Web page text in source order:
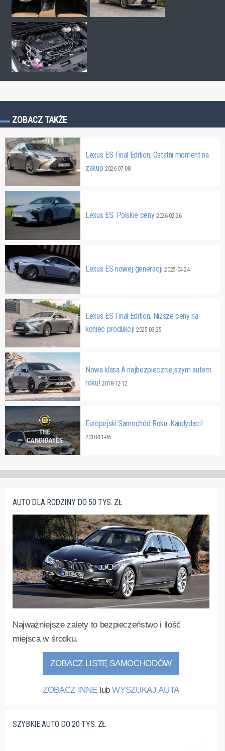
ZOBACZ TAKŻE
Lexus ES Final Edition. Ostatni moment na
zakup 2026-07-08
Lexus ES. Polskie ceny 2026-02-26
Lexus ES nowej generacji2025-04-24
Lexus ES Final Edition. Niższe ceny na
koniec produkcji2025-03-25
Nowa klasa A najbezpieczniejszym autem
roku! 2018-12-12
Europejski Samochód Roku. Kandydaci!
2018-11-06
AUTO DLA RODZINY DO 50 TYS. ZŁ
Najważniejsze zalety to bezpieczeństwo i ilość
miejsca w środku.
ZOBACZ LISTĘ SAMOCHODÓW
ZOBACZ INNElubWYSZUKAJ AUTA
SZYBKIE AUTO DO 20 TYS. ZŁ